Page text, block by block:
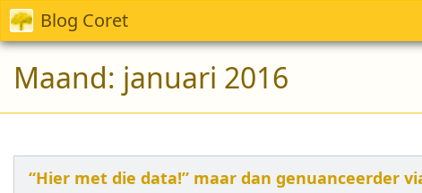
Blog Coret
Maand: januari 2016
“Hier met die data!” maar dan genuanceerder